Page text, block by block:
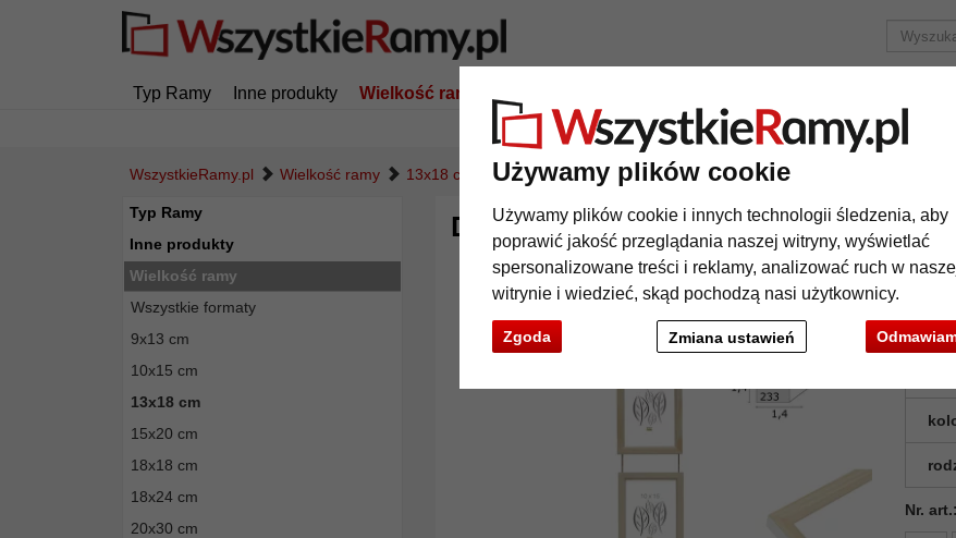
Używamy plików cookie
Używamy plików cookie i innych technologii śledzenia, aby
poprawić jakość przeglądania naszej witryny, wyświetlać
spersonalizowane treści i reklamy, analizować ruch w
witrynie i wiedzieć, skąd pochodzą nasi użytkownicy.
Zgoda Zmiana ustawień
Typ Ramy Inne produkty Wielkość ramy
Tylko 25,95 zł za wysyłkę.
WszystkieRamy.pl Wielkość ramy 13x18 cm Drewniana ramka na zdjęcia kolaż
Typ Ramy
Inne produkty
Wielkość ramy
Wszystkie formaty
9x13 cm
10x15 cm
13x18 cm
15x20 cm
18x18 cm
18x24 cm
20x30 cm
Drewniana ramka na zdjęcia kolaż
Nr.